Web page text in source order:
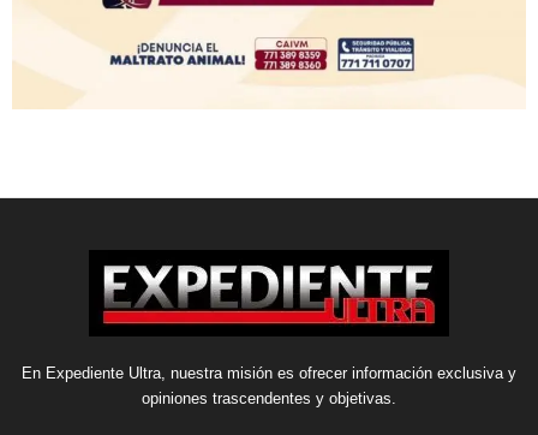
En Expediente Ultra, nuestra misión es ofrecer información exclusiva y
opiniones trascendentes y objetivas.